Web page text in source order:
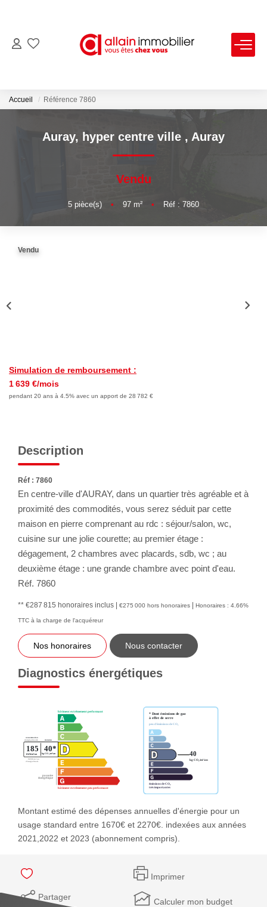
ESTIMATION
NOS AGENCES
Accueil Référence 7860
Auray, hyper centre ville , Auray
Vendu
5 pièce(s) • 97 m² • Réf : 7860
Vendu
Simulation de remboursement :
1 639 €/mois
pendant 20 ans à 4.5% avec un apport de 28 782 €
Description
Réf : 7860
En centre-ville d'AURAY, dans un quartier très agréable et à
proximité des commodités, vous serez séduit par cette
maison en pierre comprenant au rdc : séjour/salon, wc,
cuisine sur une jolie courette; au premier étage :
dégagement, 2 chambres avec placards, sdb, wc ; au
deuxième étage : une grande chambre avec point d'eau.
Réf. 7860
** €287 815 honoraires inclus | €275 000 hors honoraires | Honoraires : 4.66%
TTC à la charge de l'acquéreur
Nos honoraires Nous contacter
Diagnostics énergétiques
Montant estimé des dépenses annuelles d'énergie pour un
usage standard entre 1670€ et 2270€. indexées aux années
2021,2022 et 2023 (abonnement compris).
Imprimer
Partager Calculer mon budget